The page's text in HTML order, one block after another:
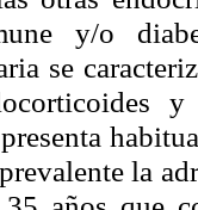
y/o
se
la